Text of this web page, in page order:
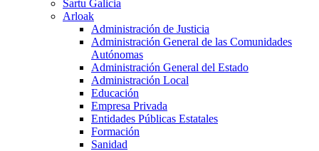
Sartu Galicia
Arloak
Administración de Justicia
Administración General de las Comunidades
Autónomas
Administración General del Estado
Administración Local
Educación
Empresa Privada
Entidades Públicas Estatales
Formación
Sanidad